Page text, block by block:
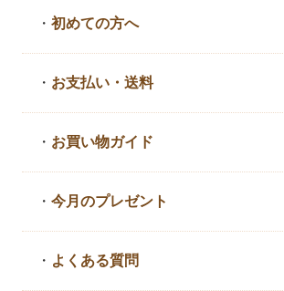
・初めての方へ
・ お支払い・送料
・ お買い物ガイド
・今月のプレゼント
・ よくある質問